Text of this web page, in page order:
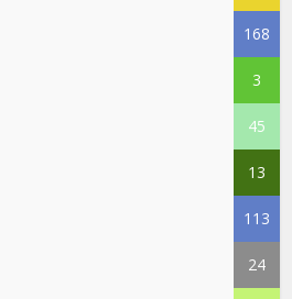
168
3
45
13
113
24